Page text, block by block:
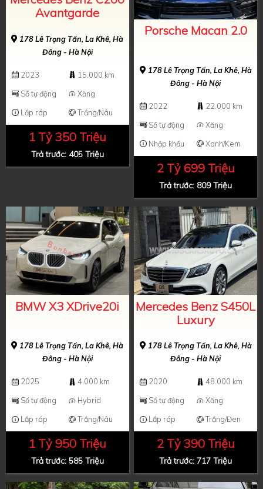
Avantgarde
178 Lê Trọng Tấn, La Khê, Hà
Đông - Hà Nội
2023
15.000 km
Số tự động
Xăng
Lắp ráp
Trắng/Nâu
1 Tỷ 350 Triệu
Trả trước: 405 Triệu
Porsche Macan 2.0
178 Lê Trọng Tấn, La Khê, Hà
Đông - Hà Nội
2022
22.000 km
Số tự động
Xăng
Nhập khẩu
Xanh/Kem
2 Tỷ 699 Triệu
Trả trước: 809 Triệu
BMW X3 XDrive20i
178 Lê Trọng Tấn, La Khê, Hà
Đông - Hà Nội
2025
4.000 km
Số tự động
Hybrid
Lắp ráp
Trắng/Nâu
1 Tỷ 950 Triệu
Trả trước: 585 Triệu
Mercedes Benz S450L
Luxury
178 Lê Trọng Tấn, La Khê, Hà
Đông - Hà Nội
2020
48.000 km
Số tự động
Xăng
Lắp ráp
Trắng/Đen
2 Tỷ 390 Triệu
Trả trước: 717 Triệu